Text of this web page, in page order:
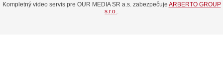
Kompletný video servis pre OUR MEDIA SR a.s. zabezpečuje ARBERTO GROUP
s.r.o..